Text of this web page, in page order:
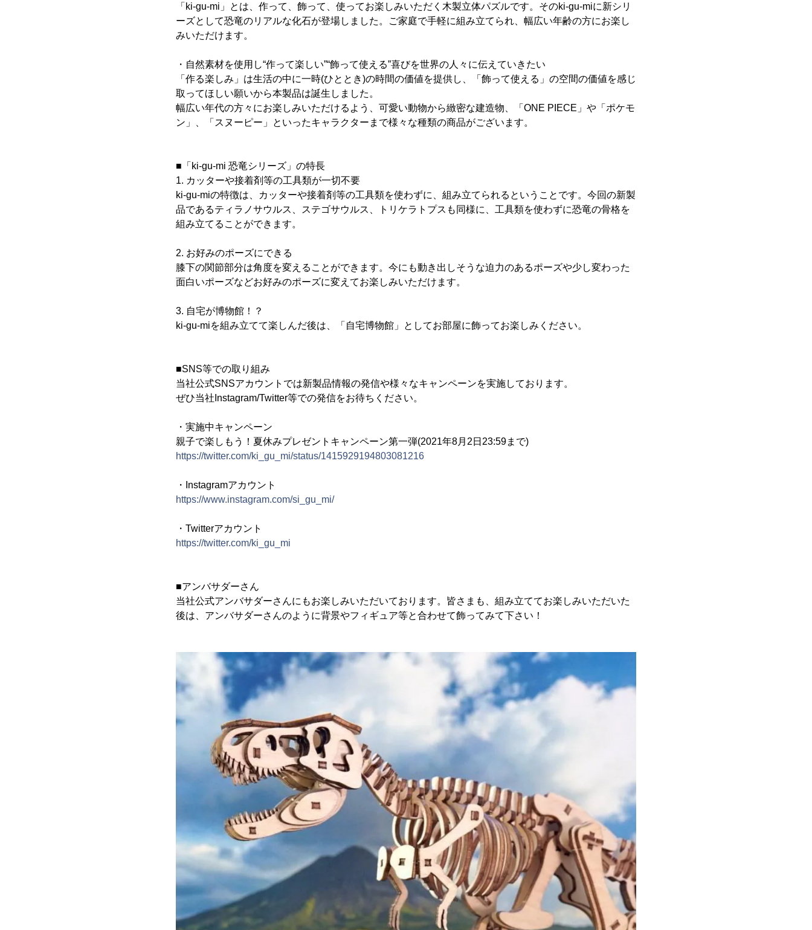
「ki-gu-mi」とは、作って、飾って、使ってお楽しみいただく木製立体パズルです。そのki-gu-miに新シリ
ーズとして恐竜のリアルな化石が登場しました。ご家庭で手軽に組み立てられ、幅広い年齢の方にお楽し
みいただけます。
・自然素材を使用し“作って楽しい”“飾って使える”喜びを世界の人々に伝えていきたい
「作る楽しみ」は生活の中に一時(ひととき)の時間の価値を提供し、「飾って使える」の空間の価値を感じ
取ってほしい願いから本製品は誕生しました。
幅広い年代の方々にお楽しみいただけるよう、可愛い動物から緻密な建造物、「ONE PIECE」や「ポケモ
ン」、「スヌーピー」といったキャラクターまで様々な種類の商品がございます。
■「ki-gu-mi 恐竜シリーズ」の特長
1. カッターや接着剤等の工具類が一切不要
ki-gu-miの特徴は、カッターや接着剤等の工具類を使わずに、組み立てられるということです。今回の新製
品であるティラノサウルス、ステゴサウルス、トリケラトプスも同様に、工具類を使わずに恐竜の骨格を
組み立てることができます。
2. お好みのポーズにできる
膝下の関節部分は角度を変えることができます。今にも動き出しそうな迫力のあるポーズや少し変わった
面白いポーズなどお好みのポーズに変えてお楽しみいただけます。
3. 自宅が博物館！？
ki-gu-miを組み立てて楽しんだ後は、「自宅博物館」としてお部屋に飾ってお楽しみください。
■SNS等での取り組み
当社公式SNSアカウントでは新製品情報の発信や様々なキャンペーンを実施しております。
ぜひ当社Instagram/Twitter等での発信をお待ちください。
・実施中キャンペーン
親子で楽しもう！夏休みプレゼントキャンペーン第一弾(2021年8月2日23:59まで)
https://twitter.com/ki_gu_mi/status/1415929194803081216
・Instagramアカウント
https://www.instagram.com/si_gu_mi/
・Twitterアカウント
https://twitter.com/ki_gu_mi
■アンバサダーさん
当社公式アンバサダーさんにもお楽しみいただいております。皆さまも、組み立ててお楽しみいただいた
後は、アンバサダーさんのように背景やフィギュア等と合わせて飾ってみて下さい！